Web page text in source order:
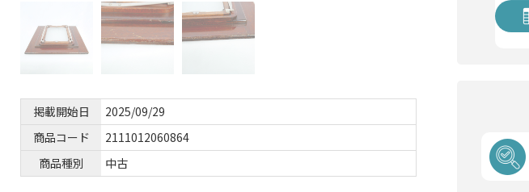
掲載開始日
2025/09/29
商品コード
2111012060864
商品種別
中古